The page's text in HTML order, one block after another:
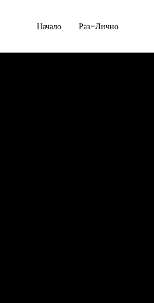
Начало Раз-Лично